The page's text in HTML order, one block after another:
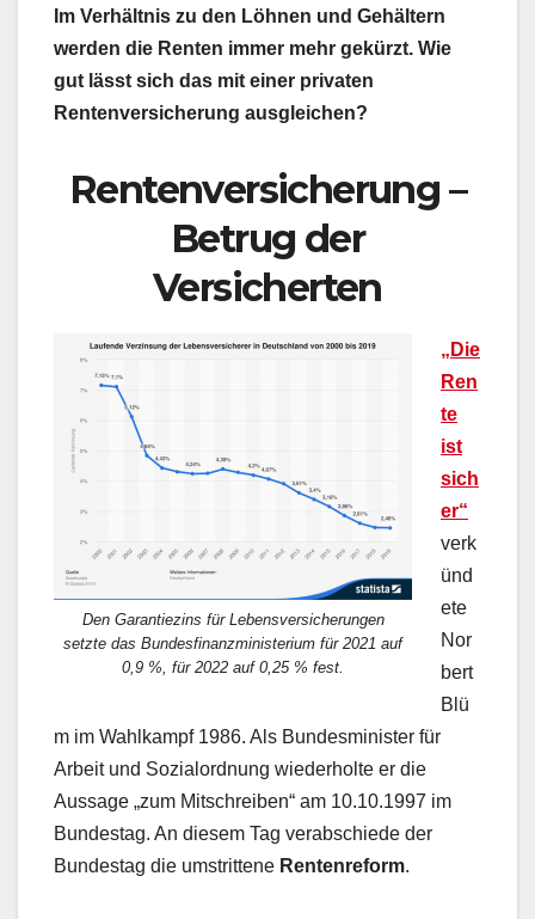
Im Verhältnis zu den Löhnen und Gehältern
werden die Renten immer mehr gekürzt. Wie
gut lässt sich das mit einer privaten
Rentenversicherung ausgleichen?
Rentenversicherung –
Betrug der
Versicherten
Den Garantiezins für Lebensversicherungen
setzte das Bundesfinanzministerium für 2021 auf
0,9 %, für 2022 auf 0,25 % fest.
„Die
Ren
te
ist
sich
er“
verk
ünd
ete
Nor
bert
Blü
m im Wahlkampf 1986. Als Bundesminister für
Arbeit und Sozialordnung wiederholte er die
Aussage „zum Mitschreiben“ am 10.10.1997 im
Bundestag. An diesem Tag verabschiede der
Bundestag die umstrittene Rentenreform.